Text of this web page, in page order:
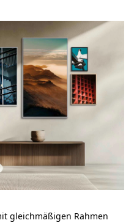
gleichmäßigen Rahmen